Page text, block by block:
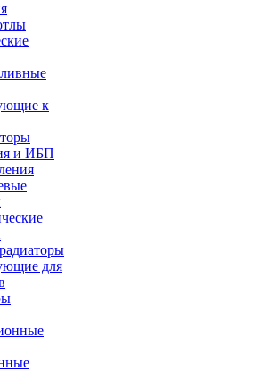
к
и ИБП
для